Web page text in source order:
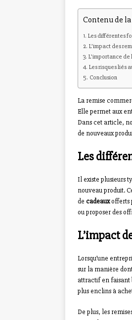
Contenu de la
Les différentes
L’impact des
L’importance
Les risques liés
Conclusion
La remise
Elle permet aux
Dans cet article,
de nouveaux
Les
Il existe plusieurs
nouveau produit.
de cadeauxofferts
ou proposer des
L’impact
Lorsqu’une
sur la manière
attractif en faisant
plus enclins à
De plus, les